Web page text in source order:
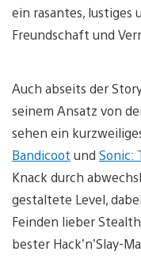
ein rasantes, lustiges
Freundschaft und
Auch abseits der
seinem Ansatz von
sehen ein
Bandicoot und Sonic:
Knack durch
gestaltete Level,
Feinden lieber
bester Hack’n’Slay-